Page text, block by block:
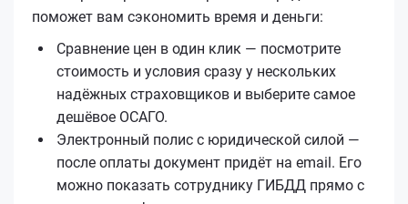
поможет вам сэкономить время и деньги:
Сравнение цен в один клик — посмотрите
стоимость и условия сразу у нескольких
надёжных страховщиков и выберите самое
дешёвое ОСАГО.
Электронный полис с юридической силой —
после оплаты документ придёт на email. Его
можно показать сотруднику ГИБДД прямо с